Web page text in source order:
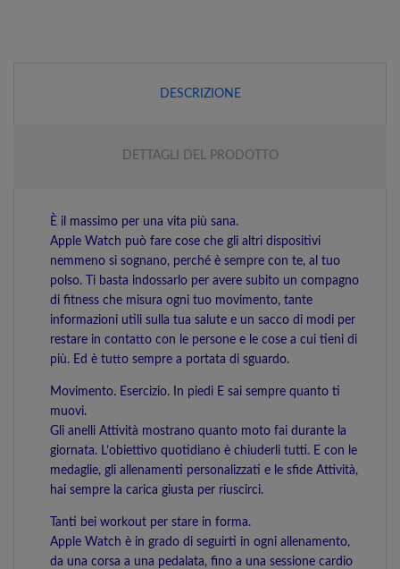
DESCRIZIONE
DETTAGLI DEL PRODOTTO
È il massimo per una vita più sana.
Apple Watch può fare cose che gli altri dispositivi
nemmeno si sognano, perché è sempre con te, al tuo
polso. Ti basta indossarlo per avere subito un compagno
di fitness che misura ogni tuo movimento, tante
informazioni utili sulla tua salute e un sacco di modi per
restare in contatto con le persone e le cose a cui tieni di
più. Ed è tutto sempre a portata di sguardo.
Movimento. Esercizio. In piedi E sai sempre quanto ti
muovi.
Gli anelli Attività mostrano quanto moto fai durante la
giornata. L’obiettivo quotidiano è chiuderli tutti. E con le
medaglie, gli allenamenti personalizzati e le sfide Attività,
hai sempre la carica giusta per riuscirci.
Tanti bei workout per stare in forma.
Apple Watch è in grado di seguirti in ogni allenamento,
da una corsa a una pedalata, fino a una sessione cardio